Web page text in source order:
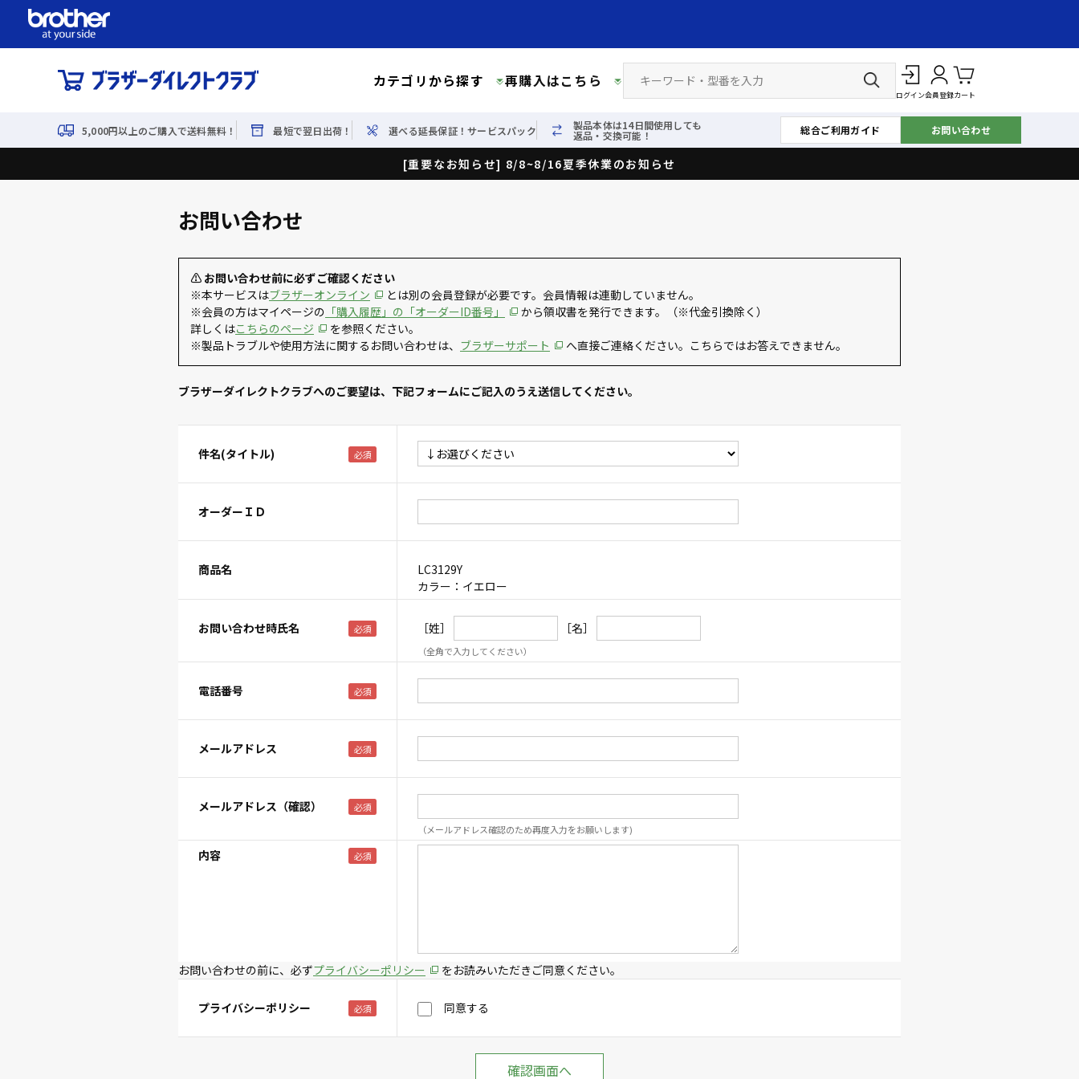
カテゴリから探す 再購入はこちら
ログイン会員登録カート
5,000円以上のご購入で送料無料！ 最短で翌日出荷！ 選べる延長保証！サービスパック 製品本体は14日間使用しても
返品・交換可能！ 総合ご利用ガイド お問い合わせ
[重要なお知らせ] 8/8~8/16夏季休業のお知らせ
お問い合わせ
⚠ お問い合わせ前に必ずご確認ください
※本サービスはブラザーオンライン
とは別の会員登録が必要です。会員情報は連動していません。
※会員の方はマイページの 「購入履歴」の「オーダーID番号」
から領収書を発行できます。（※代金引換除く）
詳しくはこちらのページ
を参照ください。
※製品トラブルや使用方法に関するお問い合わせは、 ブラザーサポート へ直接ご連絡ください。こちらではお答えできません。
ブラザーダイレクトクラブへのご要望は、下記フォームにご記入のうえ送信してください。
件名(タイトル)
オーダーＩＤ
商品名
LC3129Y
カラー：イエロー
お問い合わせ時氏名 ［姓］ ［名］
（全角で入力してください）
電話番号
メールアドレス
メールアドレス（確認）
（メールアドレス確認のため再度入力をお願いします)
内容
お問い合わせの前に、必ずプライバシーポリシー をお読みいただきご同意ください。
プライバシーポリシー 同意する